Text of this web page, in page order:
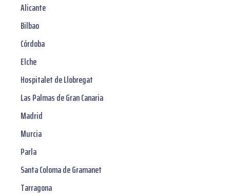
Alicante
Bilbao
Córdoba
Elche
Hospitalet de Llobregat
Las Palmas de Gran Canaria
Madrid
Murcia
Parla
Santa Coloma de Gramanet
Tarragona